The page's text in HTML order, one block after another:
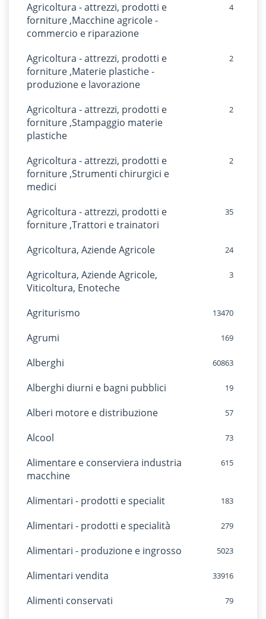
Agricoltura - attrezzi, prodotti e
forniture ,Macchine agricole -
commercio e riparazione
4
Agricoltura - attrezzi, prodotti e
forniture ,Materie plastiche -
produzione e lavorazione
2
Agricoltura - attrezzi, prodotti e
forniture ,Stampaggio materie
plastiche
2
Agricoltura - attrezzi, prodotti e
forniture ,Strumenti chirurgici e
medici
2
Agricoltura - attrezzi, prodotti e
forniture ,Trattori e trainatori
35
Agricoltura, Aziende Agricole 24
Agricoltura, Aziende Agricole,
Viticoltura, Enoteche
3
Agriturismo 13470
Agrumi 169
Alberghi 60863
Alberghi diurni e bagni pubblici 19
Alberi motore e distribuzione 57
Alcool 73
Alimentare e conserviera industria
macchine
615
Alimentari - prodotti e specialit 183
Alimentari - prodotti e specialità 279
Alimentari - produzione e ingrosso 5023
Alimentari vendita 33916
Alimenti conservati 79